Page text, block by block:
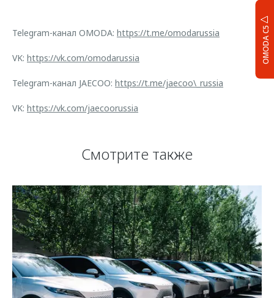
OMODA C5
Telegram-канал OMODA: https://t.me/omodarussia
VK: https://vk.com/omodarussia
Telegram-канал JAECOO: https://t.me/jaecoo\_russia
VK: https://vk.com/jaecoorussia
Смотрите также